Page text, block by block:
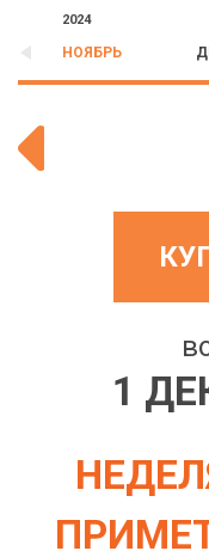
2024
НОЯБРЬ
1